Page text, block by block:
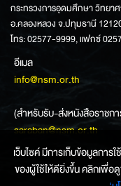
กระทรวงการอุดมศึกษา วิทยา
อ.คลองหลวง จ.ปทุมธานี
โทร: 02577-9999, แฟกซ์
อีเมล
info@nsm.or.th
(สำหรับรับ-ส่งหนังสือราชก
saraban@nsm.or.th
เว็บไซค์ มีการเก็บข้อมูลกา
ของผู้ใช้ให้ดียิ่งขึ้น คลิกเพื่อ